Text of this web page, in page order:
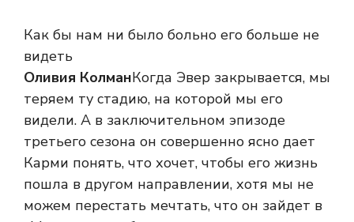
Как бы нам ни было больно его больше не
видеть
Оливия КолманКогда Эвер закрывается, мы
теряем ту стадию, на которой мы его
видели. А в заключительном эпизоде ​​
третьего сезона он совершенно ясно дает
Карми понять, что хочет, чтобы его жизнь
пошла в другом направлении, хотя мы не
можем перестать мечтать, что он зайдет в